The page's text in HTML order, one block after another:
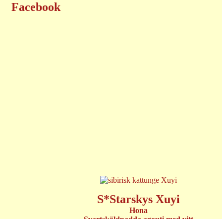
Facebook
S*Starskys Xuyi
Hona